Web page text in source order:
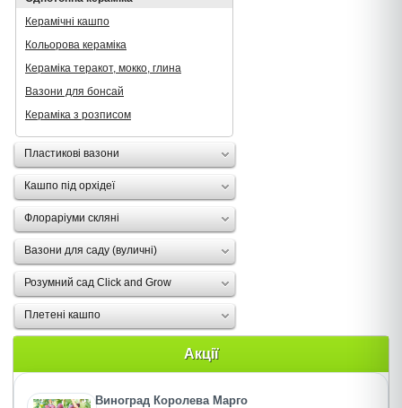
Керамічні кашпо
Кольорова кераміка
Кераміка теракот, мокко, глина
Вазони для бонсай
Кераміка з розписом
Пластикові вазони
Кашпо під орхідеї
Флораріуми скляні
Вазони для саду (вуличні)
Розумний сад Click and Grow
Плетені кашпо
Акції
Виноград Королева Марго